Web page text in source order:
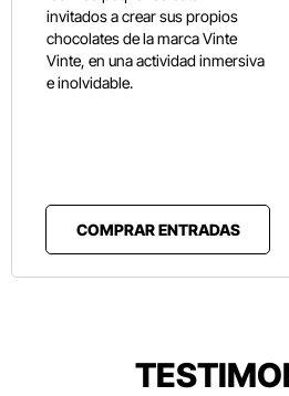
invitados a crear sus propios
chocolates de la marca Vinte
Vinte, en una actividad inmersiva
e inolvidable.
COMPRAR ENTRADAS